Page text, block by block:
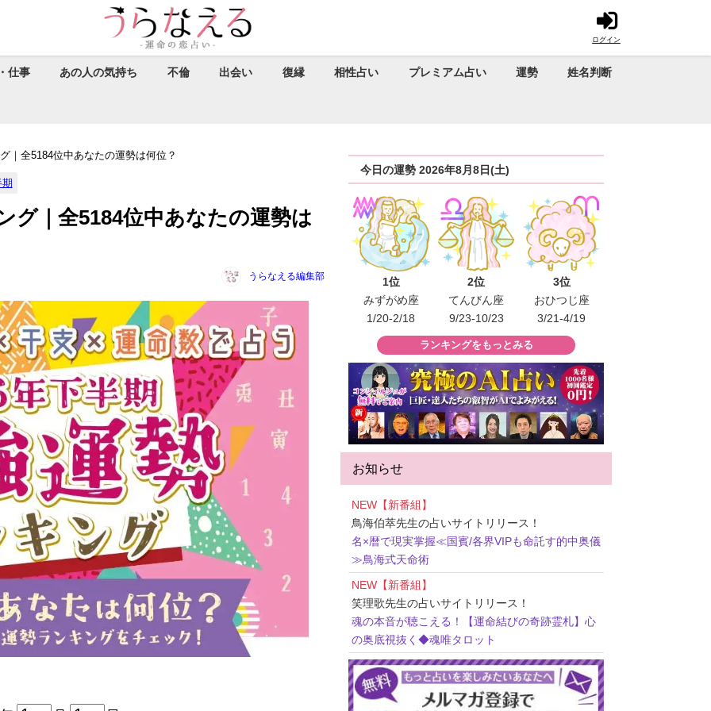
ログイン
仕事 あの人の気持ち 不倫 出会い 復縁 相性占い プレミアム占い 運勢 姓名判断
｜全5184位中あなたの運勢は何位？
期
グ｜全5184位中あなたの運勢は
うらなえる編集部
今日の運勢 2026年8月8日(土)
1位
みずがめ座
1/20-2/18
2位
てんびん座
9/23-10/23
3位
おひつじ座
3/21-4/19
ランキングをもっとみる
お知らせ
NEW【新番組】
鳥海伯萃先生の占いサイトリリース！
名×暦で現実掌握≪国賓/各界VIPも命託す的中奥儀
≫鳥海式天命術
NEW【新番組】
笑理歌先生の占いサイトリリース！
魂の本音が聴こえる！【運命結びの奇跡霊札】心
の奥底視抜く◆魂唯タロット